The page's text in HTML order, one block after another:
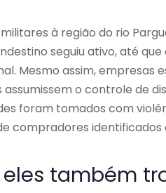
à região do rio
seguiu ativo, até
Mesmo assim, empresas
o controle de
foram tomados com
compradores identificados
eles também